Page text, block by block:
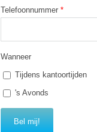
Telefoonnummer *
Wanneer
Tijdens kantoortijden
's Avonds